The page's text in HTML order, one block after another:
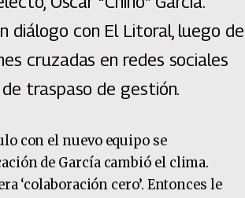
diálogo con El Litoral, luego de
cruzadas en redes sociales
traspaso de gestión.
con el nuevo equipo se
de García cambió el clima.
‘colaboración cero’. Entonces le